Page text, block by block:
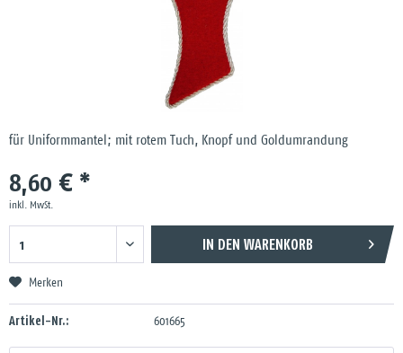
für Uniformmantel; mit rotem Tuch, Knopf und Goldumrandung
8,60 € *
inkl. MwSt.
IN DEN WARENKORB
Merken
Artikel-Nr.: 601665